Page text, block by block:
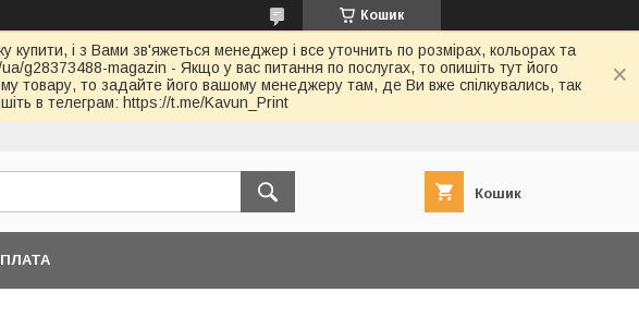
Кошик
і з Вами зв'яжеться менеджер і все уточнить по розмірах, кольорах та
g28373488-magazin - Якщо у вас питання по послугах, то опишіть тут його
товару, то задайте його вашому менеджеру там, де Ви вже спілкувались, так
в телеграм: https://t.me/Kavun_Print
Кошик